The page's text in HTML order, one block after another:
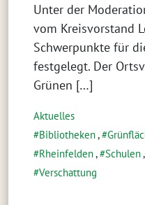
Unter der
vom Kreisvorstand
Schwerpunkte für
festgelegt. Der
Grünen […]
Aktuelles
Bibliotheken,
Rheinfelden, Schulen,
Verschattung